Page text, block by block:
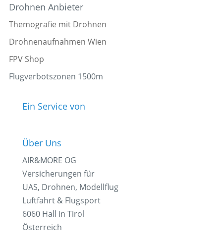
Drohnen Anbieter
Themografie mit Drohnen
Drohnenaufnahmen Wien
FPV Shop
Flugverbotszonen 1500m
Ein Service von
Über Uns
AIR&MORE OG
Versicherungen für
UAS, Drohnen, Modellflug
Luftfahrt & Flugsport
6060 Hall in Tirol
Österreich